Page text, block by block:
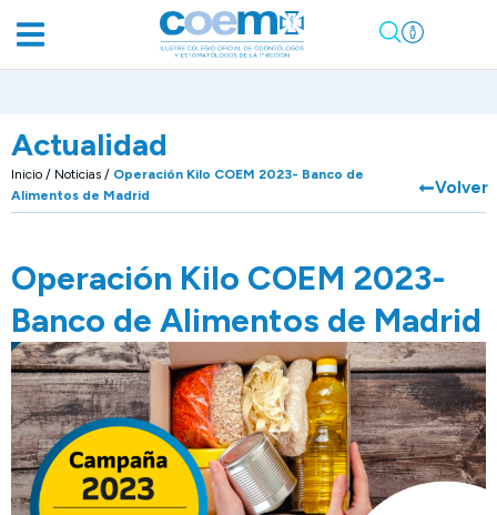
Actualidad
Inicio / Noticias / Operación Kilo COEM 2023- Banco de
Alimentos de Madrid
Volver
Operación Kilo COEM 2023-
Banco de Alimentos de Madrid